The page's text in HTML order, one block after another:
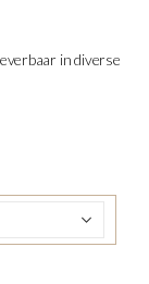
in diverse